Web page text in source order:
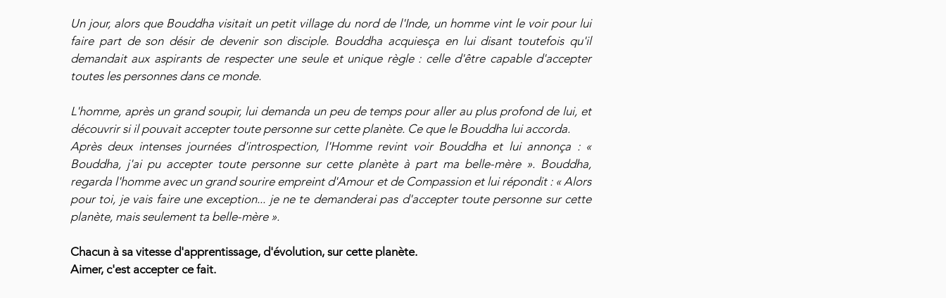
Un jour, alors que Bouddha visitait un petit village du nord de l'Inde, un homme vint le voir pour lui
faire part de son désir de devenir son disciple. Bouddha acquiesça en lui disant toutefois qu'il
demandait aux aspirants de respecter une seule et unique règle : celle d'être capable d'accepter
toutes les personnes dans ce monde.
L'homme, après un grand soupir, lui demanda un peu de temps pour aller au plus profond de lui, et
découvrir si il pouvait accepter toute personne sur cette planète. Ce que le Bouddha lui accorda.
Après deux intenses journées d'introspection, l'Homme revint voir Bouddha et lui annonça : «
Bouddha, j'ai pu accepter toute personne sur cette planète à part ma belle-mère ». Bouddha,
regarda l'homme avec un grand sourire empreint d'Amour et de Compassion et lui répondit : « Alors
pour toi, je vais faire une exception... je ne te demanderai pas d'accepter toute personne sur cette
planète, mais seulement ta belle-mère ».
Chacun à sa vitesse d'apprentissage, d'évolution, sur cette planète.
Aimer, c'est accepter ce fait.